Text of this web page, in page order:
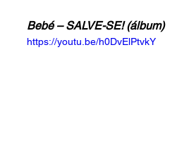
Bebé – SALVE-SE! (álbum)
https://youtu.be/h0DvElPtvkY